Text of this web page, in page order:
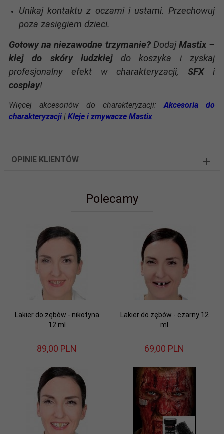
Unikaj kontaktu z oczami i ustami. Przechowuj
poza zasięgiem dzieci.
Gotowy na niezawodne trzymanie?Dodaj Mastix –
klej do skóry ludzkiejdo koszyka i zyskaj
profesjonalny efekt w charakteryzacji, SFXi
cosplay!
Więcej akcesoriów do charakteryzacji: Akcesoria do
charakteryzacji | Kleje i zmywacze Mastix
OPINIE KLIENTÓW
Polecamy
Lakier do zębów - nikotyna
12 ml
89,00 PLN
Lakier do zębów - czarny 12
ml
69,00 PLN